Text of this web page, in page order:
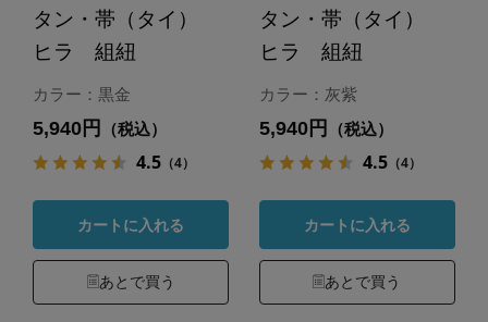
タン・帯（タイ）
ヒラ 組紐
カラー：黒金
5,940円 （税込）
4.5（4）
カートに入れる
あとで買う
タン・帯（タイ）
ヒラ 組紐
カラー：灰紫
5,940円 （税込）
4.5（4）
カートに入れる
あとで買う